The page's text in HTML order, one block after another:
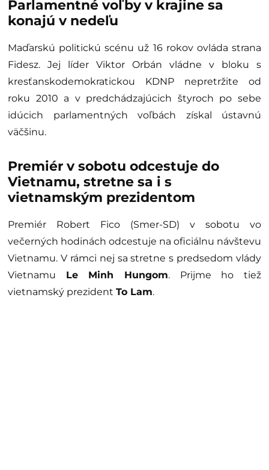
Parlamentné voľby v krajine sa
konajú v nedeľu
Maďarskú politickú scénu už 16 rokov ovláda strana
Fidesz. Jej líder Viktor Orbán vládne v bloku s
kresťanskodemokratickou KDNP nepretržite od
roku 2010 a v predchádzajúcich štyroch po sebe
idúcich parlamentných voľbách získal ústavnú
väčšinu.
Premiér v sobotu odcestuje do
Vietnamu, stretne sa i s
vietnamským prezidentom
Premiér Robert Fico (Smer-SD) v sobotu vo
večerných hodinách odcestuje na oficiálnu návštevu
Vietnamu. V rámci nej sa stretne s predsedom vlády
Vietnamu Le Minh Hungom. Prijme ho tiež
vietnamský prezident To Lam.